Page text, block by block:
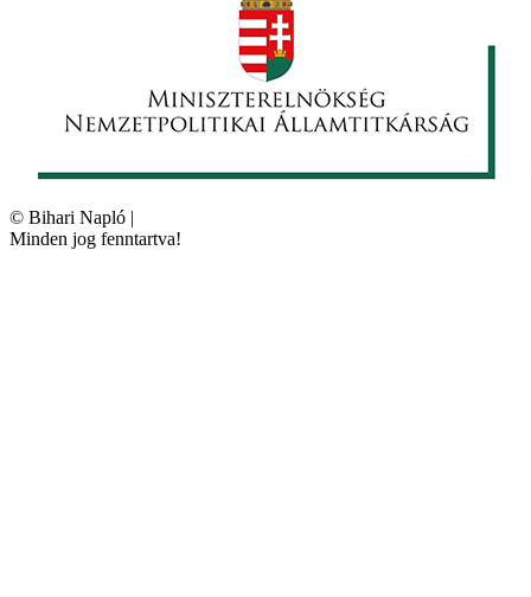
© Bihari Napló |
Minden jog fenntartva!